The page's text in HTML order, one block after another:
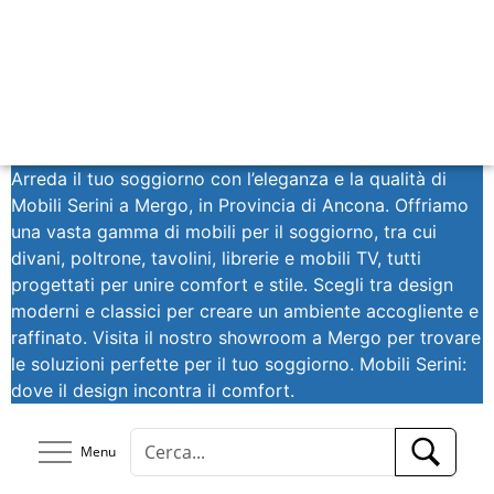
Arreda il tuo soggiorno con l’eleganza e la qualità di
Mobili Serini a Mergo, in Provincia di Ancona. Offriamo
una vasta gamma di mobili per il soggiorno, tra cui
divani, poltrone, tavolini, librerie e mobili TV, tutti
progettati per unire comfort e stile. Scegli tra design
moderni e classici per creare un ambiente accogliente e
raffinato. Visita il nostro showroom a Mergo per trovare
le soluzioni perfette per il tuo soggiorno. Mobili Serini:
dove il design incontra il comfort.